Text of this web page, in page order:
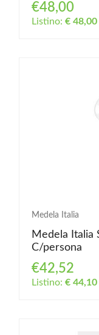
€48,00
Listino: € 48,00
Medela Italia
Medela Italia
C/persona
€42,52
Listino: € 44,10